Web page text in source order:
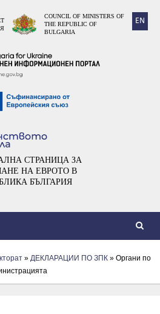
EN
COUNCIL OF MINISTERS OF
THE REPUBLIC OF
BULGARIA
СТРАНИЦА ЗА
НА ЕВРОТО В
БЪЛГАРИЯ
» ДЕКЛАРАЦИИ ПО ЗПК » Органи по